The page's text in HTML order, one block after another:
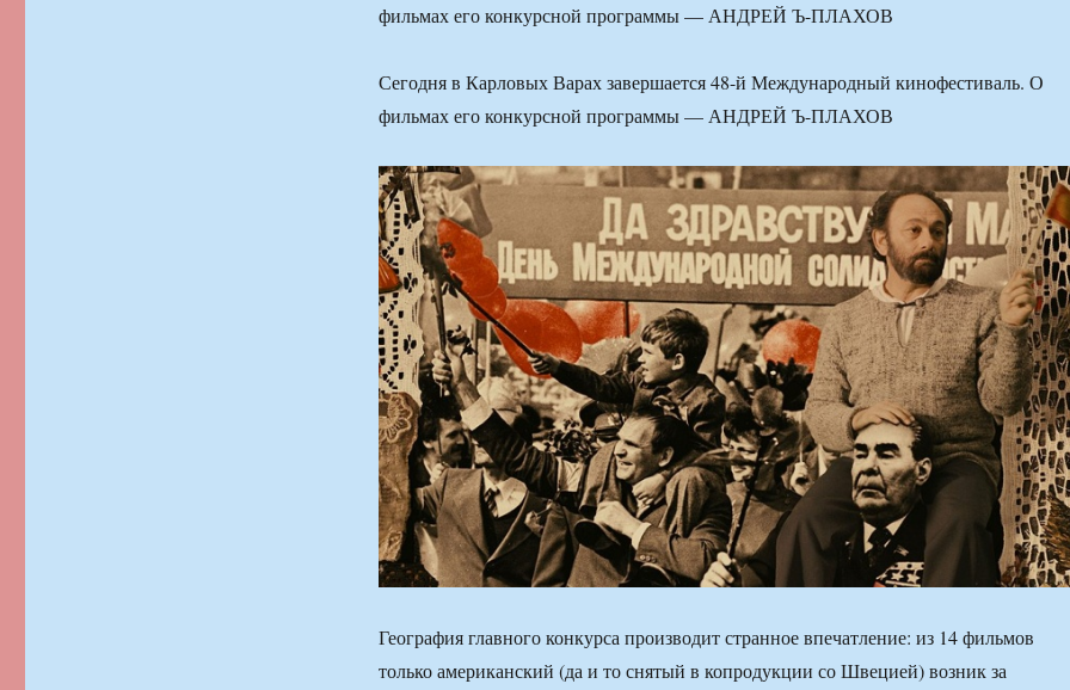
фильмах его конкурсной программы — АНДРЕЙ Ъ-ПЛАХОВ
Сегодня в Карловых Варах завершается 48-й Международный кинофестиваль. О
фильмах его конкурсной программы — АНДРЕЙ Ъ-ПЛАХОВ
География главного конкурса производит странное впечатление: из 14 фильмов
только американский (да и то снятый в копродукции со Швецией) возник за